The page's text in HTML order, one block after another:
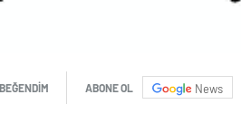
BEĞENDİM ABONE OL News